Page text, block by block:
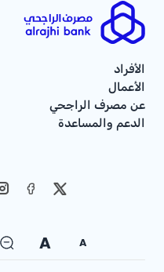
الأفراد
الأعمال
عن مصرف الراجحي
الدعم والمساعدة
A
A